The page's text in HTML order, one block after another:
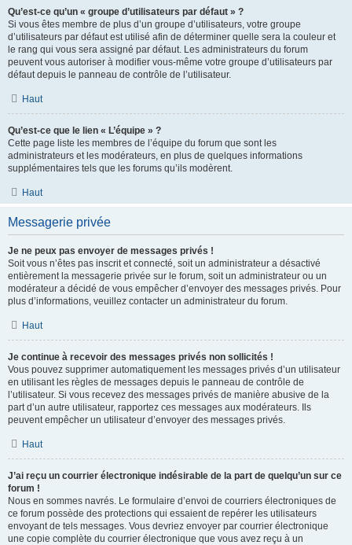
Qu’est-ce qu’un « groupe d’utilisateurs par défaut » ?
Si vous êtes membre de plus d’un groupe d’utilisateurs, votre groupe
d’utilisateurs par défaut est utilisé afin de déterminer quelle sera la couleur et
le rang qui vous sera assigné par défaut. Les administrateurs du forum
peuvent vous autoriser à modifier vous-même votre groupe d’utilisateurs par
défaut depuis le panneau de contrôle de l’utilisateur.
Haut
Qu’est-ce que le lien « L’équipe » ?
Cette page liste les membres de l’équipe du forum que sont les
administrateurs et les modérateurs, en plus de quelques informations
supplémentaires tels que les forums qu’ils modèrent.
Haut
Messagerie privée
Je ne peux pas envoyer de messages privés !
Soit vous n’êtes pas inscrit et connecté, soit un administrateur a désactivé
entièrement la messagerie privée sur le forum, soit un administrateur ou un
modérateur a décidé de vous empêcher d’envoyer des messages privés. Pour
plus d’informations, veuillez contacter un administrateur du forum.
Haut
Je continue à recevoir des messages privés non sollicités !
Vous pouvez supprimer automatiquement les messages privés d’un utilisateur
en utilisant les règles de messages depuis le panneau de contrôle de
l’utilisateur. Si vous recevez des messages privés de manière abusive de la
part d’un autre utilisateur, rapportez ces messages aux modérateurs. Ils
peuvent empêcher un utilisateur d’envoyer des messages privés.
Haut
J’ai reçu un courrier électronique indésirable de la part de quelqu’un sur ce
forum !
Nous en sommes navrés. Le formulaire d’envoi de courriers électroniques de
ce forum possède des protections qui essaient de repérer les utilisateurs
envoyant de tels messages. Vous devriez envoyer par courrier électronique
une copie complète du courrier électronique que vous avez reçu à un